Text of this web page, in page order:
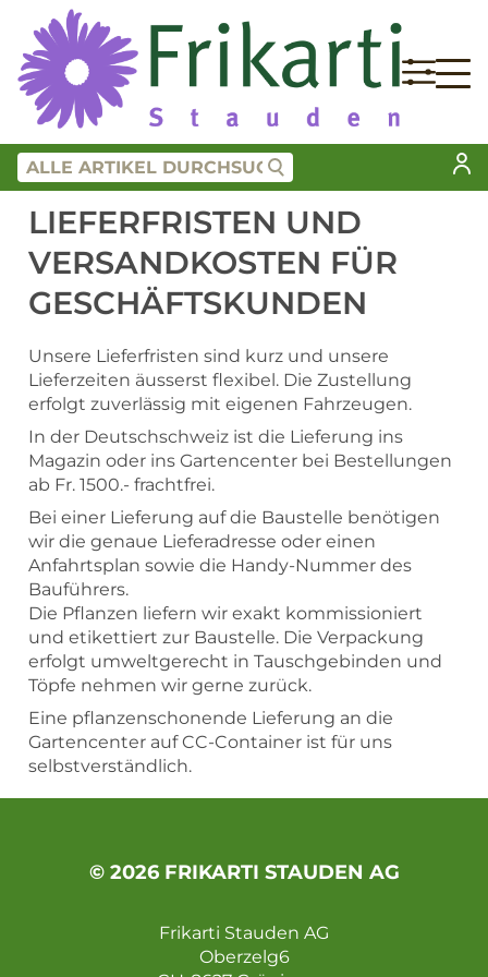
LIEFERFRISTEN UND
VERSANDKOSTEN FÜR
GESCHÄFTSKUNDEN
Unsere Lieferfristen sind kurz und unsere
Lieferzeiten äusserst flexibel. Die Zustellung
erfolgt zuverlässig mit eigenen Fahrzeugen.
In der Deutschschweiz ist die Lieferung ins
Magazin oder ins Gartencenter bei Bestellungen
ab Fr. 1500.- frachtfrei.
Bei einer Lieferung auf die Baustelle benötigen
wir die genaue Lieferadresse oder einen
Anfahrtsplan sowie die Handy-Nummer des
Bauführers.
Die Pflanzen liefern wir exakt kommissioniert
und etikettiert zur Baustelle. Die Verpackung
erfolgt umweltgerecht in Tauschgebinden und
Töpfe nehmen wir gerne zurück.
Eine pflanzenschonende Lieferung an die
Gartencenter auf CC-Container ist für uns
selbstverständlich.
© 2026 FRIKARTI STAUDEN AG
Frikarti Stauden AG
Oberzelg6